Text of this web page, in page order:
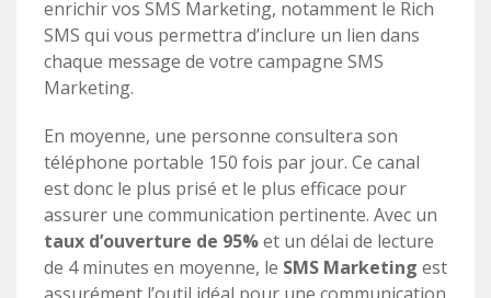
enrichir vos SMS Marketing, notamment le Rich
SMS qui vous permettra d’inclure un lien dans
chaque message de votre campagne SMS
Marketing.
En moyenne, une personne consultera son
téléphone portable 150 fois par jour. Ce canal
est donc le plus prisé et le plus efficace pour
assurer une communication pertinente. Avec un
taux d’ouverture de 95%et un délai de lecture
de 4 minutes en moyenne, le SMS Marketing est